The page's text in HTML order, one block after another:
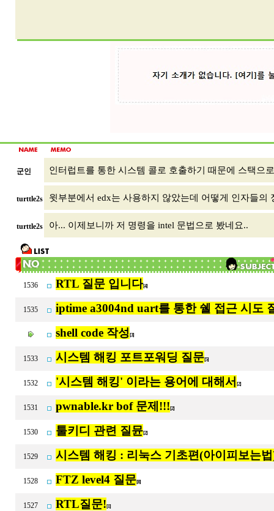
군인 인터럽트를 통한 시스템 콜로 호출하기 때문에 스택으
turttle2s 윗부분에서 edx는 사용하지 않았는데 어떻게 인자들의
turttle2s 아... 이제보니까 저 명령을 intel 문법으로 봤네요..
1536 RTL 질문 입니다[4]
1535
iptime a3004nd uart를 통한 쉘 접근 시도
shell code 작성 [3]
1533 시스템 해킹 포트포워딩 질문[5]
1532 '시스템 해킹' 이라는 용어에 대해서 [2]
1531 pwnable.kr bof 문제!!! [2]
1530 툴키디 관련 질뮨[2]
1529 시스템 해킹 : 리눅스 기초편(아이피보는
1528 FTZ level4 질문[8]
1527 RTL질문! [1]